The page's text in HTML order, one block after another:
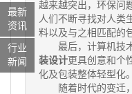
越来越突出，环保问
人们不断寻找对人类
料以及与之相匹配的
最后，计算机技术
装设计更具创意和个
化及包装整体轻型化。
随着时代的变迁，
最新
资讯
行业
新闻